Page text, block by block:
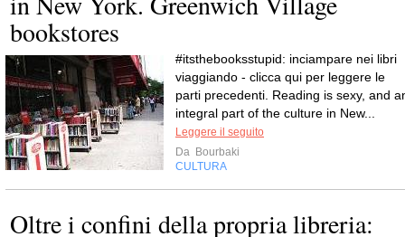
bookstores
#itsthebooksstupid: inciampare nei libri
viaggiando - clicca qui per leggere le
parti precedenti. Reading is sexy, and
integral part of the culture in New...
Leggere il seguito
Da Bourbaki
CULTURA
Oltre i confini della propria libreria: